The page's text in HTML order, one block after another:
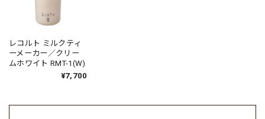
レコルト ミルクティ
ーメーカー／クリー
ムホワイト RMT-1(W)
¥7,700